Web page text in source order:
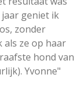
geniet ik
zonder
als ze op haar
hond van
Yvonne"